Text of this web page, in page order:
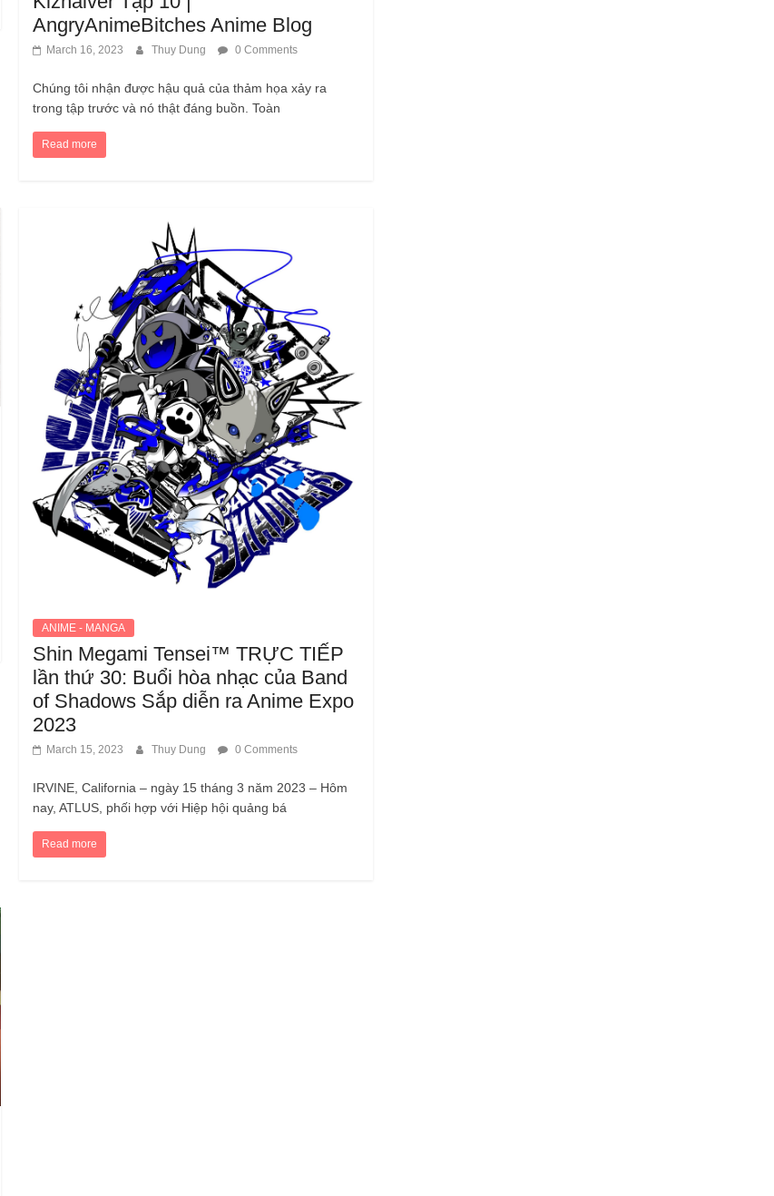
AngryAnimeBitches Anime Blog
March 16, 2023 Thuy Dung 0 Comments
Chúng tôi nhận được hậu quả của thảm họa xảy ra
trong tập trước và nó thật đáng buồn. Toàn
Read more
ANIME - MANGA
Shin Megami Tensei™ TRỰC TIẾP
lần thứ 30: Buổi hòa nhạc của Band
of Shadows Sắp diễn ra Anime Expo
2023
March 15, 2023 Thuy Dung 0 Comments
IRVINE, California – ngày 15 tháng 3 năm 2023 – Hôm
nay, ATLUS, phối hợp với Hiệp hội quảng bá
Read more